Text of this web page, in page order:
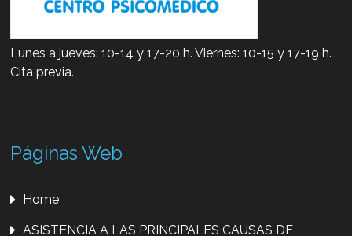
Lunes a jueves: 10-14 y 17-20 h. Viernes: 10-15 y 17-19 h.
Cita previa.
Páginas Web
Home
ASISTENCIA A LAS PRINCIPALES CAUSAS DE